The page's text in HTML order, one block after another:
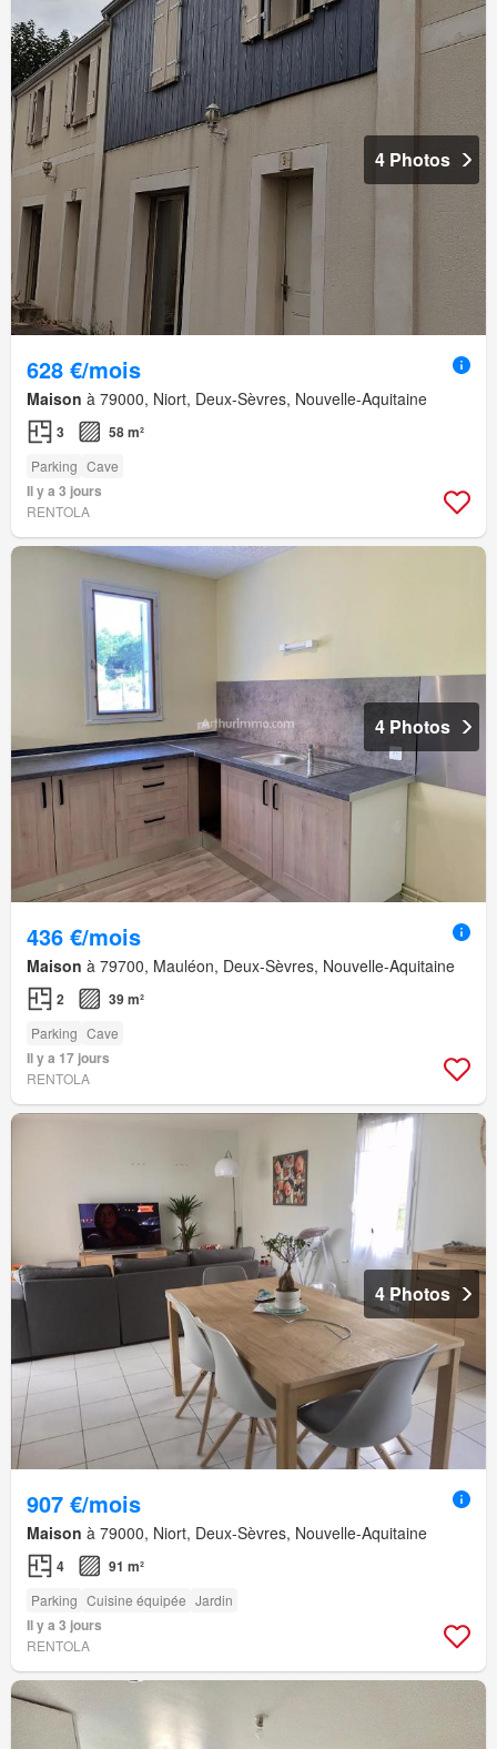
4 Photos
628 €/mois
Maison à 79000, Niort, Deux-Sèvres, Nouvelle-Aquitaine
3 58 m²
Parking Cave
Il y a 3 jours
RENTOLA
4 Photos
436 €/mois
Maison à 79700, Mauléon, Deux-Sèvres, Nouvelle-Aquitaine
2 39 m²
Parking Cave
Il y a 17 jours
RENTOLA
4 Photos
907 €/mois
Maison à 79000, Niort, Deux-Sèvres, Nouvelle-Aquitaine
4 91 m²
Parking Cuisine équipée Jardin
Il y a 3 jours
RENTOLA